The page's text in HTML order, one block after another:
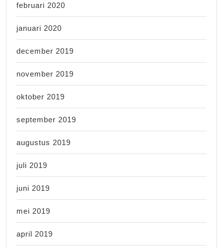
februari 2020
januari 2020
december 2019
november 2019
oktober 2019
september 2019
augustus 2019
juli 2019
juni 2019
mei 2019
april 2019